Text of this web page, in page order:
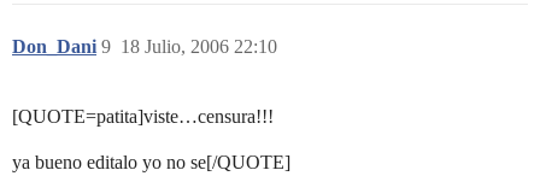
Don_Dani 18 Julio, 2006 22:10
9
[QUOTE=patita]viste…censura!!!
ya bueno editalo yo no se[/QUOTE]